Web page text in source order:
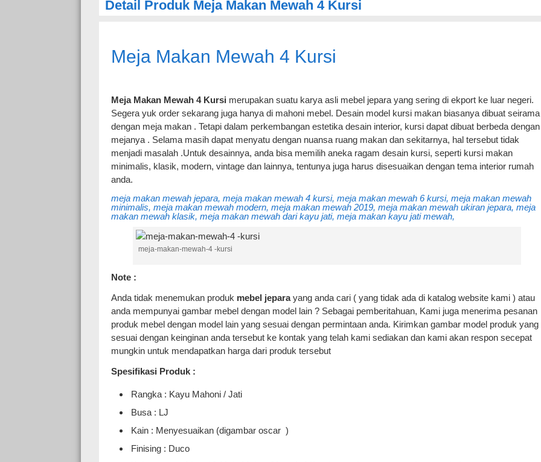
Detail Produk Meja Makan Mewah 4 Kursi
Meja Makan Mewah 4 Kursi
Meja Makan Mewah 4 Kursi merupakan suatu karya asli mebel jepara yang sering di ekport ke luar negeri.
Segera yuk order sekarang juga hanya di mahoni mebel. Desain model kursi makan biasanya dibuat seirama
dengan meja makan . Tetapi dalam perkembangan estetika desain interior, kursi dapat dibuat berbeda dengan
mejanya . Selama masih dapat menyatu dengan nuansa ruang makan dan sekitarnya, hal tersebut tidak
menjadi masalah .Untuk desainnya, anda bisa memilih aneka ragam desain kursi, seperti kursi makan
minimalis, klasik, modern, vintage dan lainnya, tentunya juga harus disesuaikan dengan tema interior rumah
anda.
meja makan mewah jepara, meja makan mewah 4 kursi, meja makan mewah 6 kursi, meja makan mewah
minimalis, meja makan mewah modern, meja makan mewah 2019, meja makan mewah ukiran jepara, meja
makan mewah klasik, meja makan mewah dari kayu jati, meja makan kayu jati mewah,
meja-makan-mewah-4 -kursi
Note :
Anda tidak menemukan produk mebel jeparayang anda cari ( yang tidak ada di katalog website kami ) atau
anda mempunyai gambar mebel dengan model lain ? Sebagai pemberitahuan, Kami juga menerima pesanan
produk mebel dengan model lain yang sesuai dengan permintaan anda. Kirimkan gambar model produk yang
sesuai dengan keinginan anda tersebut ke kontak yang telah kami sediakan dan kami akan respon secepat
mungkin untuk mendapatkan harga dari produk tersebut
Spesifikasi Produk :
Rangka : Kayu Mahoni / Jati
Busa : LJ
Kain : Menyesuaikan (digambar oscar )
Finising : Duco